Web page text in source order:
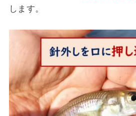
します。